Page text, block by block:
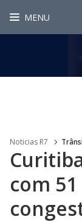
MENU
Noticias R7
com